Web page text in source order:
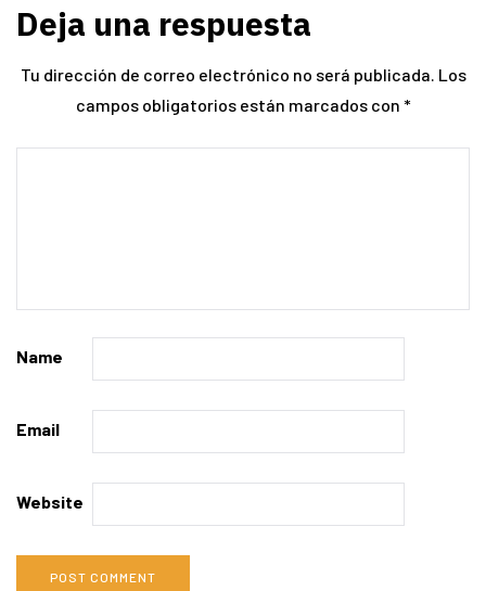
Deja una respuesta
Tu dirección de correo electrónico no será publicada. Los
campos obligatorios están marcados con *
Name
Email
Website